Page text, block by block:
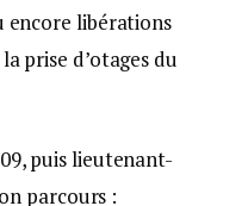
encore libérations
prise d’otages du
puis lieutenant-
parcours :